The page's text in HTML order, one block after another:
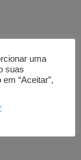
uma
suas
“Aceitar”,